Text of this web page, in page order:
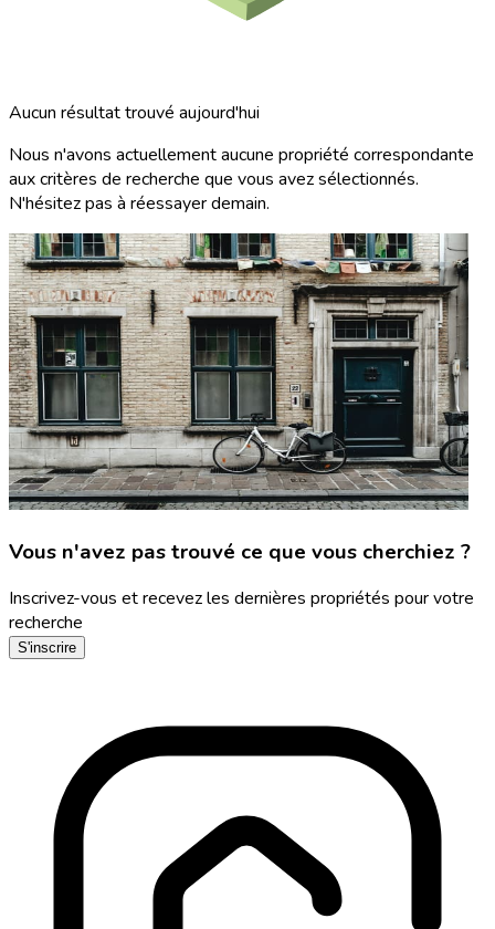
Aucun résultat trouvé aujourd'hui
Nous n'avons actuellement aucune propriété correspondante
aux critères de recherche que vous avez sélectionnés.
N'hésitez pas à réessayer demain.
Vous n'avez pas trouvé ce que vous cherchiez ?
Inscrivez-vous et recevez les dernières propriétés pour votre
recherche
S'inscrire